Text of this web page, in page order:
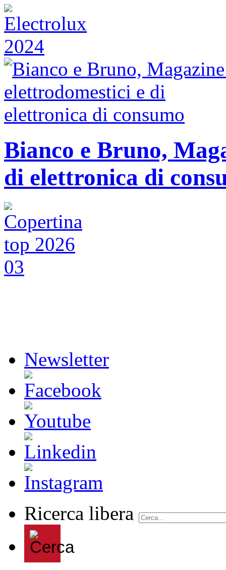
Bianco e Bruno,
di elettronica di
Newsletter
Ricerca libera